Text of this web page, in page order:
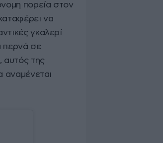
πορεία στον
να
γκαλερί
περνά σε
αυτός της
αναμένεται